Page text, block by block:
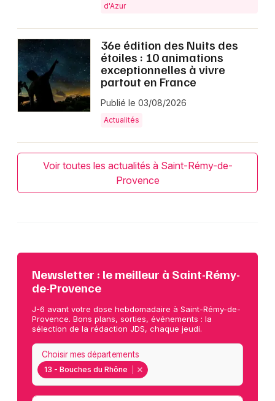
d'Azur
36e édition des Nuits des
étoiles : 10 animations
exceptionnelles à vivre
partout en France
Publié le 03/08/2026
Actualités
Voir toutes les actualités à Saint-Rémy-de-
Provence
Newsletter : le meilleur à Saint-Rémy-
de-Provence
J-6 avant votre dose hebdomadaire à Saint-Rémy-de-
Provence. Bons plans, sorties, événements : la
sélection de la rédaction JDS, chaque jeudi.
13 - Bouches du Rhône
Choisir mes départements